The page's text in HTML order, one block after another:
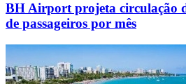
BH Airport projeta circulação
de passageiros por mês